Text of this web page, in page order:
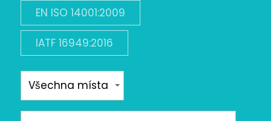
EN ISO 14001:2009
IATF 16949:2016